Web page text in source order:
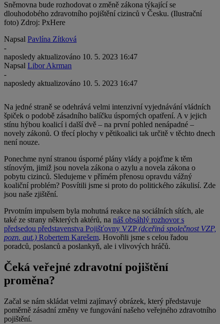
Sněmovna bude rozhodovat o změně zákona týkající se
dlouhodobého zdravotního pojištění cizinců v Česku. (Ilustrační
foto) Zdroj: PxHere
Napsal Pavlína Zítková
-
naposledy aktualizováno 10. 5. 2023 16:47
Napsal Libor Akrman
-
naposledy aktualizováno 10. 5. 2023 16:47
Na jedné straně se odehrává velmi intenzivní vyjednávání vládních
špiček o podobě zásadního balíčku úsporných opatření. A v jejich
stínu hýbou koalicí i další dvě – na první pohled nenápadné –
novely zákonů. O třecí plochy v pětikoalici tak určitě v těchto dnech
není nouze.
Ponechme nyní stranou úsporné plány vlády a pojďme k těm
stínovým, jimiž jsou novela zákona o azylu a novela zákona o
pobytu cizinců. Sledujeme v přímém přenosu opravdu vážný
koaliční problém? Posvítili jsme si proto do politického zákulisí. Zde
jsou naše zjištění.
Prvotním impulsem byla mohutná reakce na sociálních sítích, ale
také ze strany některých aktérů, na náš obsáhlý rozhovor s
předsedou představenstva Pojišťovny VZP(dceřiná společnost VZP,
pozn. aut.) Robertem Karešem. Hovořili jsme s celou řadou
poradců, poslanců a poslankyň, ale i vlivových hráčů.
Čeká veřejné zdravotní pojištění
proměna?
Začal se nám skládat velmi zajímavý obrázek, který představuje
poměrně zásadní změny ve fungování našeho veřejného zdravotního
pojištění.